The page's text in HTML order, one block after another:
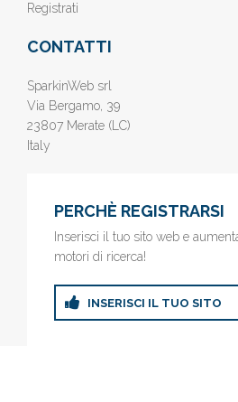
Registrati
CONTATTI
SparkinWeb srl
Via Bergamo, 39
23807 Merate (LC)
Italy
PERCHÈ REGISTRARSI
Inserisci il tuo sito web e
motori di ricerca!
INSERISCI IL TUO SITO